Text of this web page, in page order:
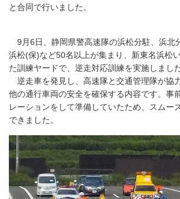
と合同で行いました。
9月6日、静岡県警高速隊の浜松分駐、浜北
浜松(保)など50名以上が集まり、新東名浜松
た訓練ヤードで、逆走対応訓練を実施しました
逆走車を発見し、高速隊と交通管理隊が協
他の通行車両の安全を確保する内容です。事
レーションをして準備していたため、スムー
できました。